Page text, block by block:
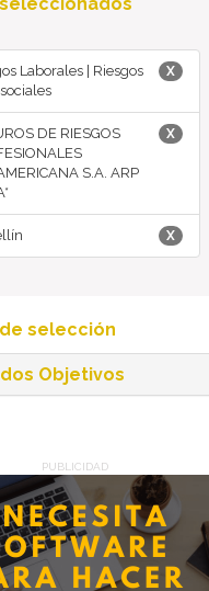
X
Laborales | Riesgos
X
DE RIESGOS
S.A. ARP
X
selección
Objetivos
PUBLICIDAD